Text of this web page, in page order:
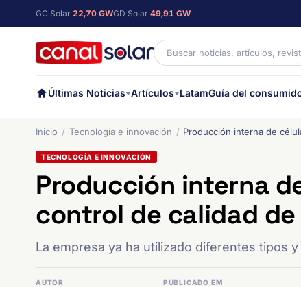
GC Solar 22,70 GWGD Solar 49,91 GW
Últimas Noticias Artículos LatamGuía del
Inicio Tecnología e innovación Producción interna de
TECNOLOGÍA E INNOVACIÓN
Producción interna
control de calidad de
La empresa ya ha utilizado diferentes tipos
AUTOR PUBLICADO EM